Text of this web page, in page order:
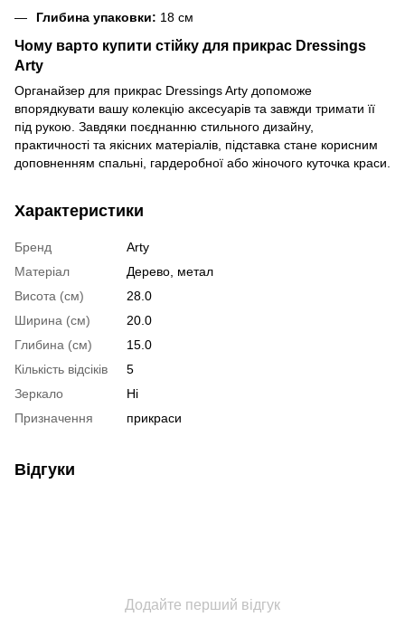
Глибина упаковки: 18 см
Чому варто купити стійку для прикрас Dressings
Arty
Органайзер для прикрас Dressings Arty допоможе
впорядкувати вашу колекцію аксесуарів та завжди тримати її
під рукою. Завдяки поєднанню стильного дизайну,
практичності та якісних матеріалів, підставка стане корисним
доповненням спальні, гардеробної або жіночого куточка краси.
Характеристики
Бренд
Arty
Матеріал
Дерево, метал
Висота (см)
28.0
Ширина (см)
20.0
Глибина (см)
15.0
Кількість відсіків
5
Зеркало
Ні
Призначення
прикраси
Відгуки
Додайте перший відгук